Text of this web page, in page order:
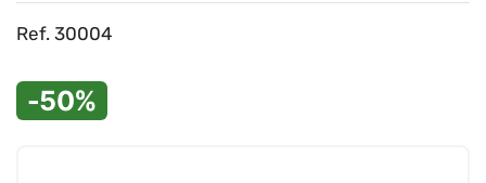
Ref. 30004
-50%
7.
audifonos
8.
teclado
9.
impresora
10. masa moldear vaso 150gr